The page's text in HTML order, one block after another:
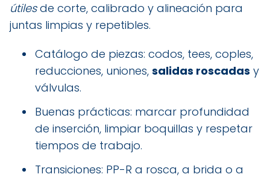
útilesde corte, calibrado y alineación para
juntas limpias y repetibles.
Catálogo de piezas: codos, tees, coples,
reducciones, uniones, salidas roscadas y
válvulas.
Buenas prácticas: marcar profundidad
de inserción, limpiar boquillas y respetar
tiempos de trabajo.
Transiciones: PP-R a rosca, a brida o a